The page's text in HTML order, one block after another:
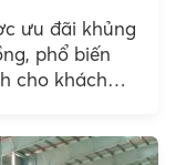
ưu đãi khủng
phổ biến
cho khách